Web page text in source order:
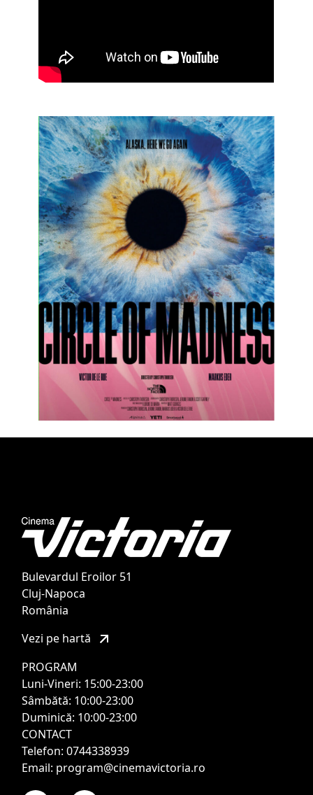
Bulevardul Eroilor 51
Cluj-Napoca
România
Vezi pe hartă
PROGRAM
Luni-Vineri: 15:00-23:00
Sâmbătă: 10:00-23:00
Duminică: 10:00-23:00
CONTACT
Telefon: 0744338939
Email: program@cinemavictoria.ro